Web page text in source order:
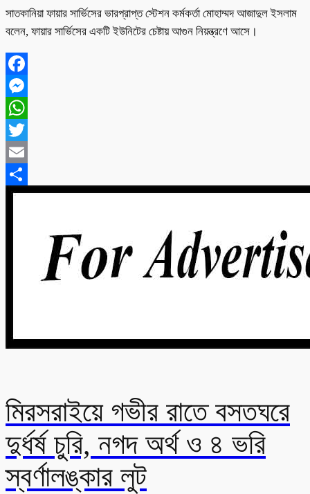
সাতকানিয়া ফায়ার সার্ভিসের ভারপ্রাপ্ত স্টেশন কর্মকর্তা মোহাম্মদ আজাদুল ইসলাম
বলেন, ফায়ার সার্ভিসের একটি ইউনিটের চেষ্টায় আগুন নিয়ন্ত্রণে আসে।
Facebook
Messenger
WhatsApp
Twitter
Email
Share
মিরসরাইয়ে গভীর রাতে বসতঘরে
দুর্ধর্ষ চুরি, নগদ অর্থ ও ৪ ভরি
স্বর্ণালঙ্কার লুট